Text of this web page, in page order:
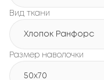
Вид ткани
Хлопок Ранфорс
Размер наволочки
50x70